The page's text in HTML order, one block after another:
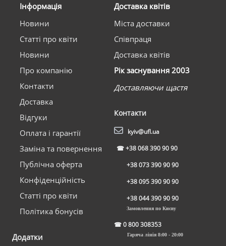
Інформація
Новини
Статті про квіти
Новини
Про компанію
Контакти
Доставка
Відгуки
Оплата і гарантії
Заміна та повернення
Публічна оферта
Конфіденційність
Статті про квіти
Політика бонусів
Додатки
Доставка квітів
Міста доставки
Співпраця
Доставка квітів
Рік заснування 2003
Доставляючи щастя
Контакти
kyiv@ufl.ua
☎+38 068 390 90 90
+38 073 390 90 90
+38 095 390 90 90
+38 044 390 90 90
Замовлення по Києву
☎0 800 308353
Гаряча лінія 8:00 - 20:00